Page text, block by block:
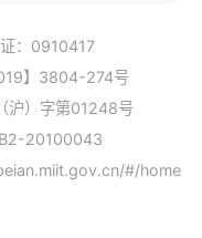
：0910417
】3804-274号
沪）字第01248号
B2-20100043
#/home